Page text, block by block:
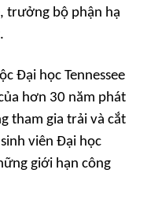
trưởng bộ phận hạ
Đại học Tennessee
hơn 30 năm phát
tham gia trải và cắt
viên Đại học
giới hạn công